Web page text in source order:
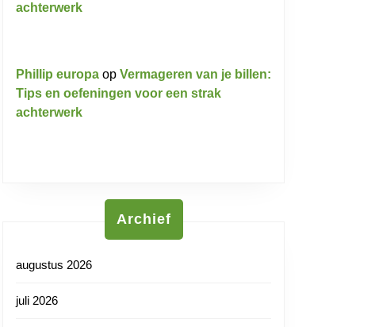
achterwerk
Phillip europa op Vermageren van je billen:
Tips en oefeningen voor een strak
achterwerk
Archief
augustus 2026
juli 2026